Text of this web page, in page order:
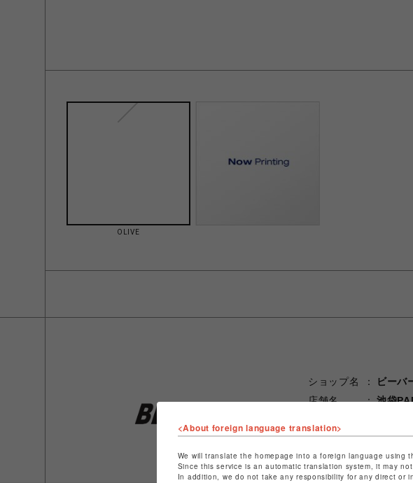
OLIVE
ショップ名
ビーバ
店舗名
池袋
特定商取引法など法令
<About foreign language translation>
We will translate the homepage into a foreign language using
Since this service is an automatic translation system, it may
In addition, we do not take any responsibility for any direct or